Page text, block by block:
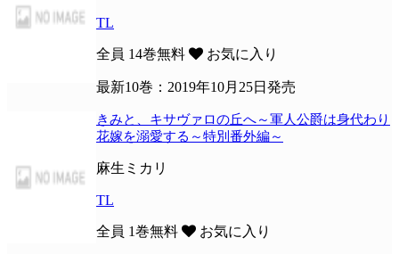
TL
全員 14巻無料 お気に入り
最新10巻：2019年10月25日発売
きみと、キサヴァロの丘へ～軍人公爵は身代わり
花嫁を溺愛する～特別番外編～
麻生ミカリ
TL
全員 1巻無料 お気に入り